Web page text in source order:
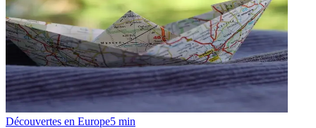
Découvertes en Europe5 min